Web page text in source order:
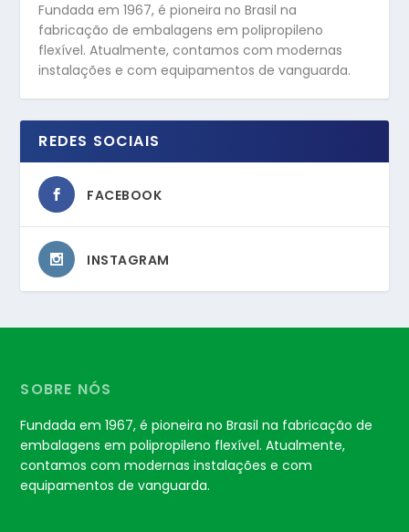
Fundada em 1967, é pioneira no Brasil na
fabricação de embalagens em polipropileno
flexível. Atualmente, contamos com modernas
instalações e com equipamentos de vanguarda.
REDES SOCIAIS
FACEBOOK
INSTAGRAM
SOBRE NÓS
Fundada em 1967, é pioneira no Brasil na fabricação de
embalagens em polipropileno flexível. Atualmente,
contamos com modernas instalações e com
equipamentos de vanguarda.